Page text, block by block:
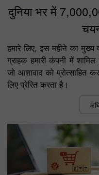
दुनिया भर में
हमारे लिए, इस महीने का मुख्य
ग्राहक हमारी कंपनी में
जो आशावाद को प्रोत्साहित
लिए प्रेरित करता है।